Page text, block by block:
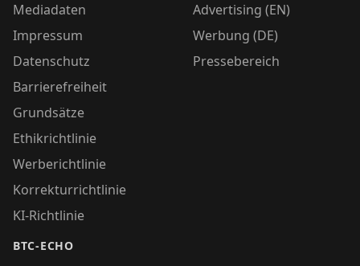
Mediadaten
Impressum
Datenschutz
Barrierefreiheit
Grundsätze
Ethikrichtlinie
Werberichtlinie
Korrekturrichtlinie
KI-Richtlinie
BTC-ECHO
Advertising (EN)
Werbung (DE)
Pressebereich